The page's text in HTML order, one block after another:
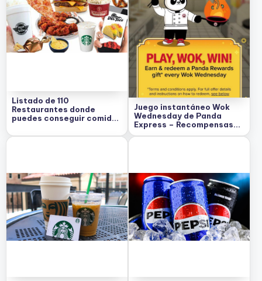
Listado de 110
Restaurantes donde
puedes conseguir comida
Juego instantáneo Wok
Wednesday de Panda
Express – Recompensas